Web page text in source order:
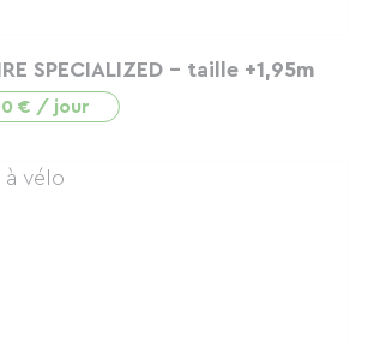
SPECIALIZED - taille +1,95m
€ / jour